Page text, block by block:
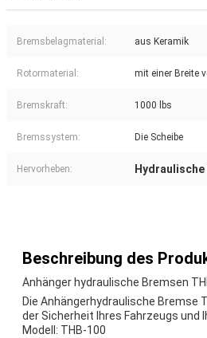
Bremsbelagmaterial: aus Keramik
Rotormaterial: mit einer Breite
Bremskraft: 1000 lbs
Bremssystem: Die Scheibe
Hervorheben:
Beschreibung des
Anhänger hydraulische Bremsen
Die Anhängerhydraulische
der Sicherheit Ihres Fahrzeugs und
Modell: THB-100